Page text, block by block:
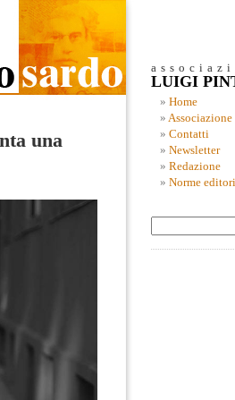
una
LUIGI
Home
Associazione
Contatti
Newsletter
Redazione
Norme